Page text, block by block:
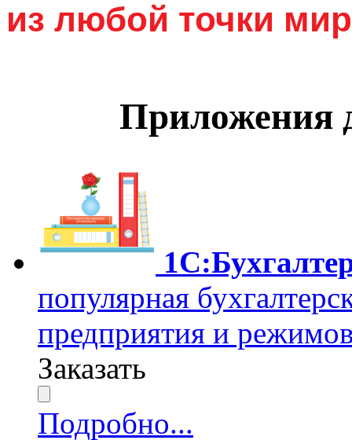
из любой точки
Приложения
популярная
предприятия и
Заказать
Подробно...